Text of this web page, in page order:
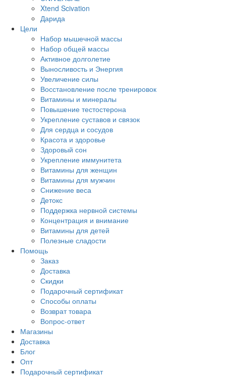
Xtend Scivation
Дарида
Цели
Набор мышечной массы
Набор общей массы
Активное долголетие
Выносливость и Энергия
Увеличение силы
Восстановление после тренировок
Витамины и минералы
Повышение тестостерона
Укрепление суставов и связок
Для сердца и сосудов
Красота и здоровье
Здоровый сон
Укрепление иммунитета
Витамины для женщин
Витамины для мужчин
Снижение веса
Детокс
Поддержка нервной системы
Концентрация и внимание
Витамины для детей
Полезные сладости
Помощь
Заказ
Доставка
Скидки
Подарочный сертификат
Способы оплаты
Возврат товара
Вопрос-ответ
Магазины
Доставка
Блог
Опт
Подарочный сертификат